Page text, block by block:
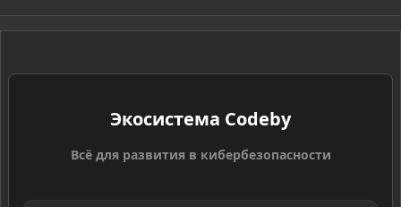
S
Экосистема Codeby
Всё для развития в кибербезопасности